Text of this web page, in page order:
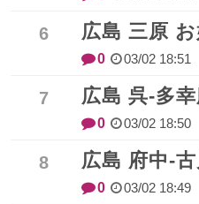
広島 三原
0 03/02 18:51
広島 呉-多
0 03/02 18:50
広島 府中-
0 03/02 18:49